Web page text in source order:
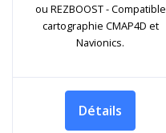
ou REZBOOST - Compatible
cartographie CMAP4D et
Navionics.
Détails